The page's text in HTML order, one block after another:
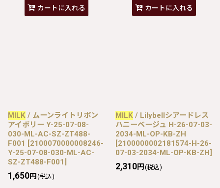
カートに入れる カートに入れる
MILK / ムーンライトリボン
アイボリー Y-25-07-08-
030-ML-AC-SZ-ZT488-
F001 [2100070000008246-
Y-25-07-08-030-ML-AC-
SZ-ZT488-F001 ]
1,650円 (税込)
MILK / Lilybellシアードレス
ハニーベージュ H-26-07-03-
2034-ML-OP-KB-ZH
[2100000002181574-H-26-
07-03-2034-ML-OP-KB-ZH]
2,310円 (税込)